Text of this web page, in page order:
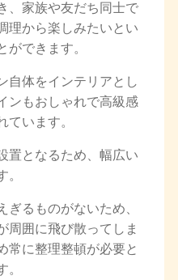
、家族や友だち同士で
理から楽しみたいとい
ができます。
自体をインテリアとし
ンもおしゃれで高級感
ています。
置となるため、幅広い
。
ぎるものがないため、
周囲に飛び散ってしま
常に整理整頓が必要と
。